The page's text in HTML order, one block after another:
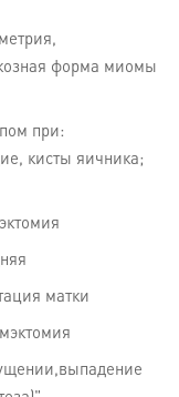
форма миомы
при:
кисты яичника;
матки